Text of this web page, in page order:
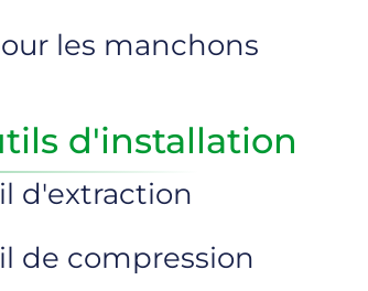
les manchons
d'installation
d'extraction
de compression